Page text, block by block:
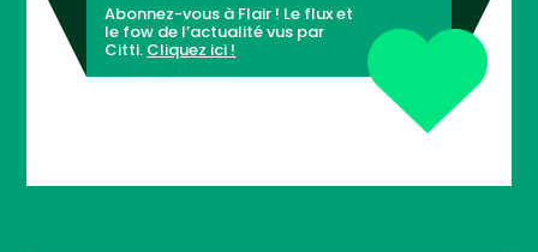
Abonnez-vous à Flair ! Le flux et
le fow de l’actualité vus par
Citti. Cliquez ici !